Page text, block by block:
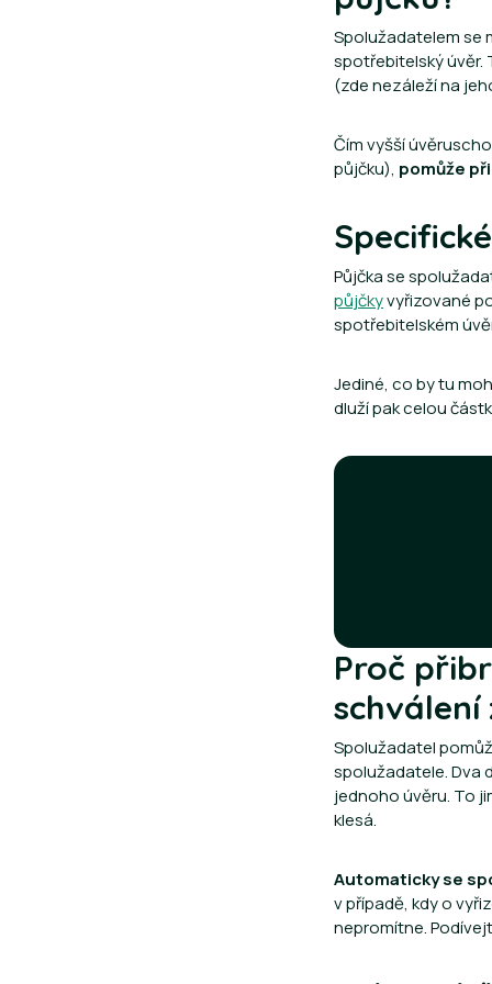
Spolužadatelem se
spotřebitelský úvěr.
(zde nezáleží na
Čím vyšší
půjčku), pomůže
Půjčka se
půjčkyvyřizované
spotřebitelském
Jediné, co by tu
dluží pak celou
Proč
schválení
Spolužadatel
spolužadatele. Dva
jednoho úvěru. To
klesá.
Automaticky se
v případě, kdy o
nepromítne.